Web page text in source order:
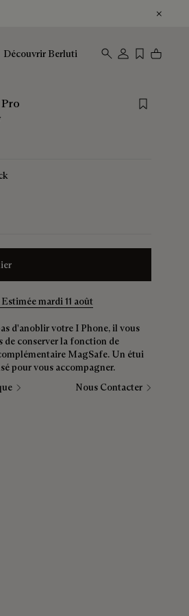
Découvrir Berluti
Save for
mardi 11 août
d'anoblir votre I Phone, il vous
de conserver la fonction de
MagSafe. Un étui
véritablement pensé pour vous accompagner.
Nous Contacter